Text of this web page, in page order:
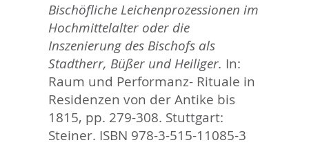
Bischöfliche Leichenprozessionen im
Hochmittelalter oder die
Inszenierung des Bischofs als
Stadtherr, Büßer und Heiliger. In:
Raum und Performanz- Rituale in
Residenzen von der Antike bis
1815, pp. 279-308. Stuttgart:
Steiner. ISBN 978-3-515-11085-3